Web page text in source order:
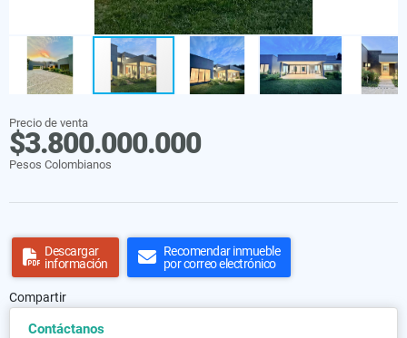
Precio de venta
$3.800.000.000
Pesos Colombianos
Descargar
información
Recomendar inmueble
por correo electrónico
Compartir
Contáctanos